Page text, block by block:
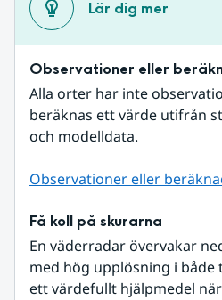
Lär dig mer
Observationer eller
Alla orter har inte
beräknas ett värde utifrån
och modelldata.
Observationer eller
Få koll på skurarna
En väderradar övervakar
med hög upplösning i både
ett värdefullt hjälpmedel